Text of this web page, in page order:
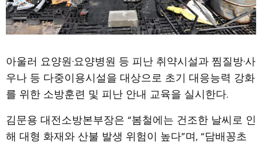
아울러 요양원·요양병원 등 피난 취약시설과 찜질방·사
우나 등 다중이용시설을 대상으로 초기 대응능력 강화
를 위한 소방훈련 및 피난 안내 교육을 실시한다.
김문용 대전소방본부장은 “봄철에는 건조한 날씨로 인
해 대형 화재와 산불 발생 위험이 높다”며, “담배꽁초